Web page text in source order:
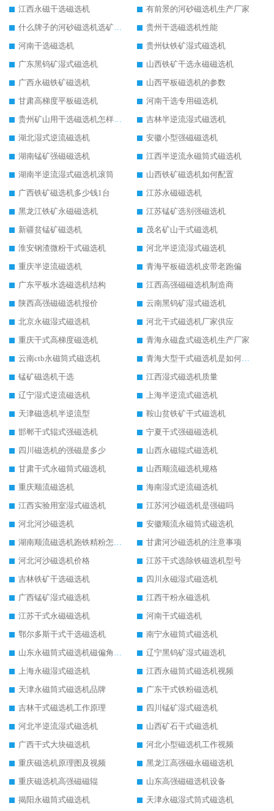
江西永磁干选磁选机
有前景的河砂磁选机生产厂家
什么牌子的河砂磁选机选矿效果好
贵州干选磁选机性能
河南干选磁选机
贵州钛铁矿湿式磁选机
广东黑钨矿湿式磁选机
山西铁矿干选永磁磁选机
广西永磁铁矿磁选机
山西平板磁选机的参数
甘肃高梯度平板磁选机
河南干选专用磁选机
贵州矿山用干选磁选机怎样调磁
吉林半逆流湿式磁选机
湖北湿式逆流磁选机
安徽小型强磁磁选机
湖南锰矿强磁磁选机
江西半逆流永磁筒式磁选机
湖南半逆流湿式磁选机滚筒
山西铁矿磁选机如何配置
广西铁矿磁选机多少钱1台
江苏永磁磁选机
黑龙江铁矿永磁磁选机
江苏锰矿选别强磁选机
新疆贫锰矿磁选机
茂名矿山干式磁选机
淮安钢渣微粉干式磁选机
河北半逆流湿式磁选机
重庆半逆流磁选机
青海平板磁选机皮带老跑偏
广东平板水选磁选机结构
江西高强磁磁选机制造商
陕西高强磁磁选机报价
云南黑钨矿湿式磁选机
北京永磁湿式磁选机
河北干式磁选机厂家供应
重庆干式高梯度磁选机
青海永磁盘式磁选机生产厂家
云南ctb永磁筒式磁选机
青海大型干式磁选机是如何选矿的
锰矿磁选机干选
江西湿式磁选机质量
辽宁湿式逆流磁选机
上海半逆流式磁选机
天津磁选机半逆流型
鞍山贫铁矿干式磁选机
邯郸干式辊式强磁选机
宁夏干式强磁磁选机
四川磁选机的强磁是多少
山西永磁辊式磁选机
甘肃干式永磁筒式磁选机
山西顺流磁选机规格
重庆顺流磁选机
海南湿式逆流磁选机
江西实验用室湿式磁选机
江苏河沙磁选机是强磁吗
河北河沙磁选机
安徽顺流永磁筒式磁选机
湖南顺流磁选机跑铁精粉怎么处理
甘肃河沙磁选机的注意事项
河北河沙磁选机价格
江苏干式选除铁磁选机型号
吉林铁矿干选磁选机
四川永磁湿式磁选机
广西锰矿湿式磁选机
江西干粉永磁选机
江苏干式永磁磁选机
河南干式磁选机
鄂尔多斯干式干选磁选机
南宁永磁筒式磁选机
山东永磁筒式磁选机磁偏角怎么调整
辽宁黑钨矿湿式磁选机
上海永磁湿式磁选机
江西永磁筒式磁选机视频
天津永磁筒式磁选机品牌
广东干式铁粉磁选机
吉林干式磁选机工作原理
四川锰矿湿式磁选机
河北半逆流湿式磁选机
山西矿石干式磁选机
广西干式大块磁选机
河北小型磁选机工作视频
重庆磁选机原理图及视频
黑龙江高强磁永磁磁选机
重庆磁选机高强磁磁辊
山东高强磁磁选机设备
揭阳永磁筒式磁选机
天津永磁湿式筒式磁选机